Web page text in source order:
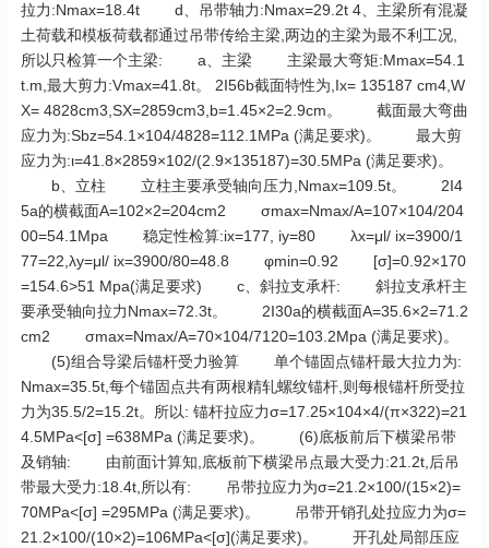
拉力:Nmax=18.4t d、吊带轴力:Nmax=29.2t 4、主梁所有混凝
土荷载和模板荷载都通过吊带传给主梁,两边的主梁为最不利工况,
所以只检算一个主梁: a、主梁 主梁最大弯矩:Mmax=54.1
t.m,最大剪力:Vmax=41.8t。 2I56b截面特性为,Ix= 135187 cm4,W
X= 4828cm3,SX=2859cm3,b=1.45×2=2.9cm。 截面最大弯曲
应力为:Sbz=54.1×104/4828=112.1MPa (满足要求)。 最大剪
应力为:ι=41.8×2859×102/(2.9×135187)=30.5MPa (满足要求)。
b、立柱 立柱主要承受轴向压力,Nmax=109.5t。 2I4
5a的横截面A=102×2=204cm2 σmax=Nmax/A=107×104/204
00=54.1Mpa 稳定性检算:ix=177, iy=80 λx=μl/ ix=3900/1
77=22,λy=μl/ ix=3900/80=48.8 φmin=0.92 [σ]=0.92×170
=154.6>51 Mpa(满足要求) c、斜拉支承杆: 斜拉支承杆主
要承受轴向拉力Nmax=72.3t。 2I30a的横截面A=35.6×2=71.2
cm2 σmax=Nmax/A=70×104/7120=103.2Mpa (满足要求)。
(5)组合导梁后锚杆受力验算 单个锚固点锚杆最大拉力为:
Nmax=35.5t,每个锚固点共有两根精轧螺纹锚杆,则每根锚杆所受拉
力为35.5/2=15.2t。所以: 锚杆拉应力σ=17.25×104×4/(π×322)=21
4.5MPa<[σ] =638MPa (满足要求)。 (6)底板前后下横梁吊带
及销轴: 由前面计算知,底板前下横梁吊点最大受力:21.2t,后吊
带最大受力:18.4t,所以有: 吊带拉应力为σ=21.2×100/(15×2)=
70MPa<[σ] =295MPa (满足要求)。 吊带开销孔处拉应力为σ=
21.2×100/(10×2)=106MPa<[σ](满足要求)。 开孔处局部压应